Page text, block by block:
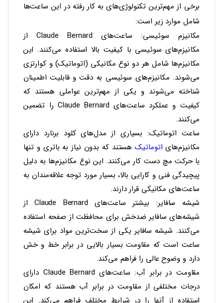
برخی از مهم‌ترین تکنولوژی‌های به کار رفته در این ساعت‌ها
شامل موارد زیر است:
مکانیزم سوئیسی
: ساعت‌های Claude Bernard از
مکانیزم‌های سوئیسی با کیفیت بالا استفاده می‌کنند. این
مکانیزم‌ها شامل هر دو نوع مکانیکی (اتوماتیک) و کوارتزی
می‌شوند. مکانیزم‌های سوئیسی به دقت و قابلیت اطمینان
شناخته می‌شوند و یکی از مهم‌ترین عواملی هستند که
کیفیت و عملکرد ساعت‌های Claude Bernard را تضمین
می‌کنند.
ساعت اتوماتیک: بسیاری از مدل‌های کلود برنارد دارای
مکانیزم‌های اتوماتیکهستند که بدون نیاز به باتری و تنها
با حرکت مچ دست کار می‌کنند. این نوع مکانیزم‌ها به دلیل
پیچیدگی فنی و کارایی بالا، بسیار مورد توجه علاقه‌مندان به
ساعت‌های مکانیکی قرار دارند.
شیشه سافایر
: بیشتر ساعت‌های Claude Bernard از
شیشه‌های سافایر ضدخش برای محافظت از صفحه استفاده
می‌کنند. شیشه سافایر یکی از سخت‌ترین مواد برای شیشه
ساعت است که مقاومت بسیار بالایی در برابر خط و خش
دارد و وضوح عالی را فراهم می‌کند.
مقاومت در برابر آب
: ساعت‌های Claude Bernard دارای
درجات مختلفی از مقاومت در برابر آب هستند که امکان
استفاده از آنها را در شرایط مختلف فراهم می‌کند. این